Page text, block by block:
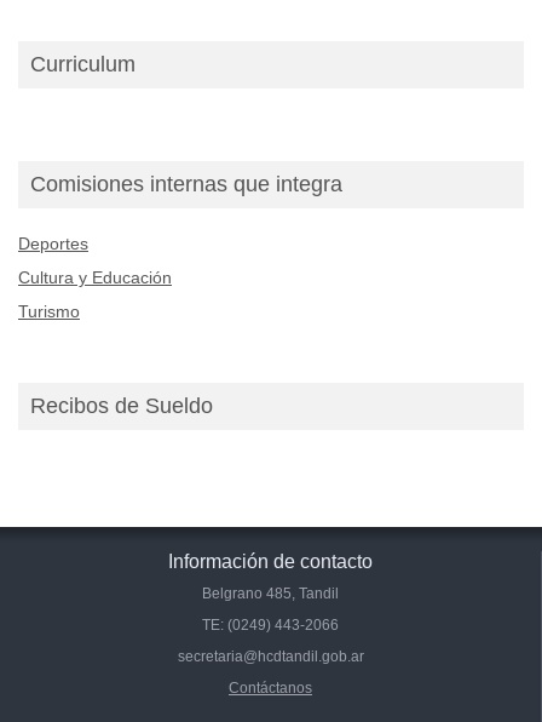
Curriculum
Comisiones internas que integra
Deportes
Cultura y Educación
Turismo
Recibos de Sueldo
Información de contacto
Belgrano 485, Tandil
TE: (0249) 443-2066
secretaria@hcdtandil.gob.ar
Contáctanos